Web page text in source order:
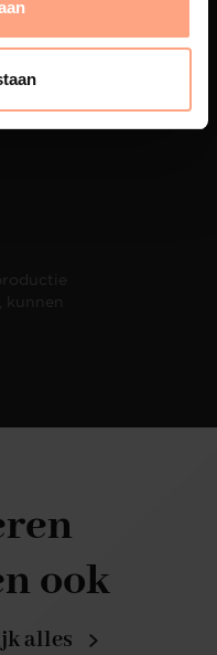
tot
kunnen
ook
alles